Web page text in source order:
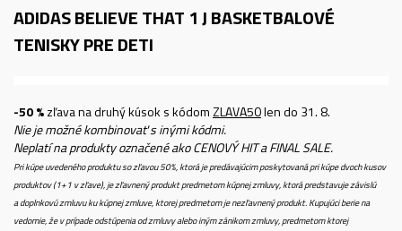
ADIDAS BELIEVE THAT 1 JBASKETBALOVÉ
TENISKY PRE DETI
-50 %zľava na druhý kúsok s kódomZLAVA50len do 31. 8.
Nie je možné kombinovať s inými kódmi.
Neplatí na produkty označené ako CENOVÝ HIT a FINAL SALE.
Pri kúpe uvedeného produktu so zľavou 50%, ktorá je predávajúcim poskytovaná pri kúpe dvoch kusov
produktov (1+1 v zľave), je zľavnený produkt predmetom kúpnej zmluvy, ktorá predstavuje závislú
a doplnkovú zmluvu ku kúpnej zmluve, ktorej predmetom je nezľavnený produkt. Kupujúci berie na
vedomie, že v prípade odstúpenia od zmluvy alebo iným zánikom zmluvy, predmetom ktorej